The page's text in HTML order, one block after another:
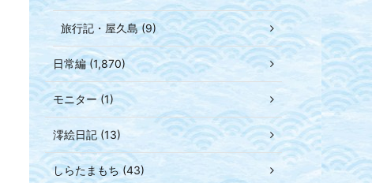
旅行記・屋久島 (9)
日常編 (1,870)
モニター (1)
澪絵日記 (13)
しらたまもち (43)